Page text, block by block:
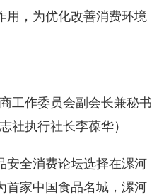
用，为优化改善消费环境
工作委员会副会长兼秘书
社执行社长李葆华）
安全消费论坛选择在漯河
首家中国食品名城，漯河